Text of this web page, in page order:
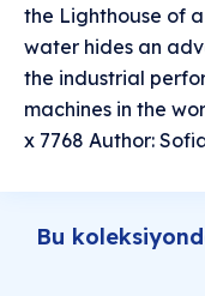
the Lighthouse of
water hides an
the industrial
machines in the
x 7768 Author:
Bu